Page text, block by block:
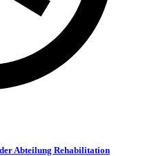
Abteilung Rehabilitation